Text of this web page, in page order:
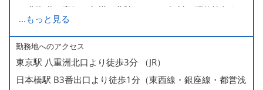
・ 北海道や高知、九州、北陸などへの無料の研修旅行あり
ます
・ 無料の美味しい まかない食 あり
...もっと見る
勤務地へのアクセス
東京駅 八重洲北口より徒歩3分 （JR）
日本橋駅 B3番出口より徒歩1分（東西線・銀座線・都営浅